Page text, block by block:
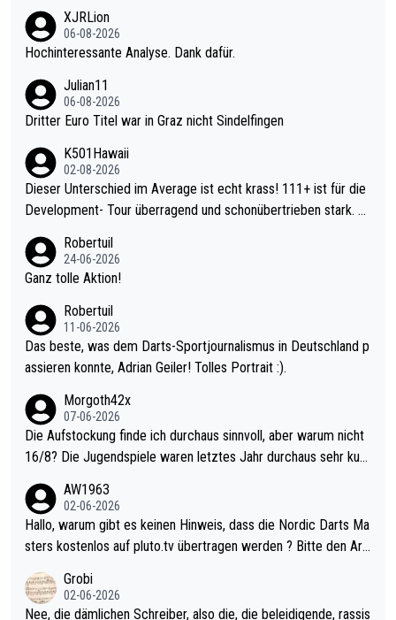
XJRLion
06-08-2026
Hochinteressante Analyse. Dank dafür.
Julian11
06-08-2026
Dritter Euro Titel war in Graz nicht Sindelfingen
K501Hawaii
02-08-2026
Dieser Unterschied im Average ist echt krass! 111+ ist für die
Development- Tour überragend und schonübertrieben stark. U
mal 40+ erst recht. Da gewinnst keinen Blumentopf - ist ja noc
h krasser wie ein Pokalspiel eines Kreisligisten vs einem Bund
Robertuil
24-06-2026
Ganz tolle Aktion!
Robertuil
11-06-2026
Das beste, was dem Darts-Sportjournalismus in Deutschland p
assieren konnte, Adrian Geiler! Tolles Portrait :).
Morgoth42x
07-06-2026
Die Aufstockung finde ich durchaus sinnvoll, aber warum nicht
16/8? Die Jugendspiele waren letztes Jahr durchaus sehr kurz
Allerdings ist Mitchell Lawrie als Nummer 1 der Welt eh qualifi
ziert. Somit ändert die automatische Qualifikation des Weltmei
sters erstmal nichts. Ich denke sie wollen damit für nächstes J
ohl wenig WDF Turniere spielen. Dies war bei Archie Self letzt
es Jahr der Fall. Er musste als amtierender Weltmeister durch
AW1963
02-06-2026
Hallo, warum gibt es keinen Hinweis, dass die Nordic Darts Ma
sters kostenlos auf pluto.tv übertragen werden ? Bitte den Arti
Grobi
02-06-2026
Nee, die dämlichen Schreiber, also die, die beleidigende, rassis